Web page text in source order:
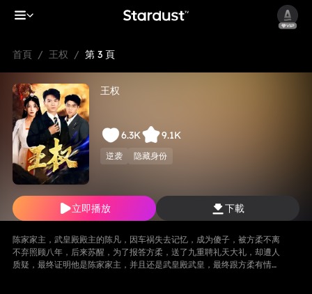
首頁 / 王权 / 第 3 頁
王权
6.3K 9.1K
逆袭 隐藏身份
立即播放 下載
陈家家主，武皇殿殿主的陈凡，因车祸失去记忆，成为傻子，被方柔不离
不弃照顾八年，后来苏醒，为了报答方柔，送了九重聘礼天大礼，却遭人
质疑，最终证明他是陈家家主，并且还是武皇殿武皇，最终跟方柔有情人